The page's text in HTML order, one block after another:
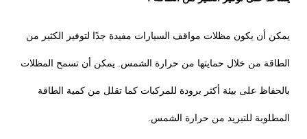
يمكن أن يكون مظلات مواقف السيارات مفيدة جدًا لتوفير الكثير من
الطاقة من خلال حمايتها من حرارة الشمس. يمكن أن تسمح المظلات
بالحفاظ على بيئة أكثر برودة للمركبات كما تقلل من كمية الطاقة
المطلوبة للتبريد من حرارة الشمس.